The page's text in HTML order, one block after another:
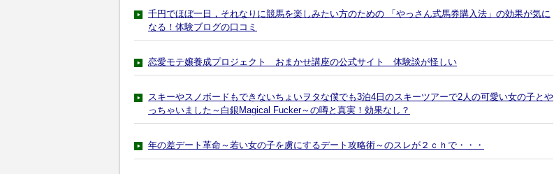
千円でほぼ一日，それなりに競馬を楽しみたい方のための 「やっさん式馬券購入法」の効果が気に
なる！体験ブログの口コミ
恋愛モテ嬢養成プロジェクト おまかせ講座の公式サイト 体験談が怪しい
スキーやスノボードもできないちょいヲタな僕でも3泊4日のスキーツアーで2人の可愛い女の子とや
っちゃいました～白銀Magical Fucker～の噂と真実！効果なし？
年の差デート革命～若い女の子を虜にするデート攻略術～のスレが２ｃｈで・・・